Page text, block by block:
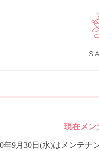
現在メン
年9月30日(水)はメンテナ